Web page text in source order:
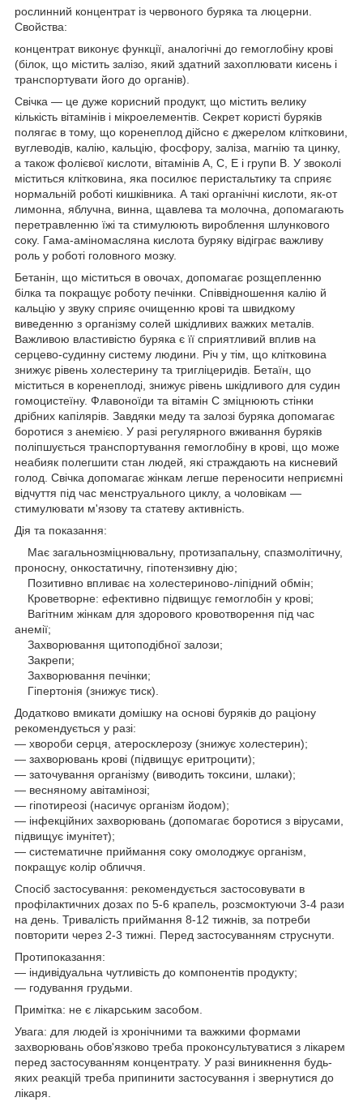
рослинний концентрат із червоного буряка та люцерни.
Свойства:
концентрат виконує функції, аналогічні до гемоглобіну крові
(білок, що містить залізо, який здатний захоплювати кисень і
транспортувати його до органів).
Свічка — це дуже корисний продукт, що містить велику
кількість вітамінів і мікроелементів. Секрет користі буряків
полягає в тому, що коренеплод дійсно є джерелом клітковини,
вуглеводів, калію, кальцію, фосфору, заліза, магнію та цинку,
а також фолієвої кислоти, вітамінів A, C, E і групи B. У звоколі
міститься клітковина, яка посилює перистальтику та сприяє
нормальній роботі кишківника. А такі органічні кислоти, як-от
лимонна, яблучна, винна, щавлева та молочна, допомагають
перетравленню їжі та стимулюють вироблення шлункового
соку. Гама-аміномасляна кислота буряку відіграє важливу
роль у роботі головного мозку.
Бетанін, що міститься в овочах, допомагає розщепленню
білка та покращує роботу печінки. Співвідношення калію й
кальцію у звуку сприяє очищенню крові та швидкому
виведенню з організму солей шкідливих важких металів.
Важливою властивістю буряка є її сприятливий вплив на
серцево-судинну систему людини. Річ у тім, що клітковина
знижує рівень холестерину та тригліцеридів. Бетаїн, що
міститься в коренеплоді, знижує рівень шкідливого для судин
гомоцистеїну. Флавоноїди та вітамін C зміцнюють стінки
дрібних капілярів. Завдяки меду та залозі буряка допомагає
боротися з анемією. У разі регулярного вживання буряків
поліпшується транспортування гемоглобіну в крові, що може
неабияк полегшити стан людей, які страждають на кисневий
голод. Свічка допомагає жінкам легше переносити неприємні
відчуття під час менструального циклу, а чоловікам —
стимулювати м'язову та статеву активність.
Дія та показання:
Має загальнозміцнювальну, протизапальну, спазмолітичну,
проносну, онкостатичну, гіпотензивну дію;
Позитивно впливає на холестериново-ліпідний обмін;
Кроветворне: ефективно підвищує гемоглобін у крові;
Вагітним жінкам для здорового кровотворення під час
анемії;
Захворювання щитоподібної залози;
Закрепи;
Захворювання печінки;
Гіпертонія (знижує тиск).
Додатково вмикати домішку на основі буряків до раціону
рекомендується у разі:
— хвороби серця, атеросклерозу (знижує холестерин);
— захворювань крові (підвищує еритроцити);
— заточування організму (виводить токсини, шлаки);
— весняному авітамінозі;
— гіпотиреозі (насичує організм йодом);
— інфекційних захворювань (допомагає боротися з вірусами,
підвищує імунітет);
— систематичне приймання соку омолоджує організм,
покращує колір обличчя.
Спосіб застосування: рекомендується застосовувати в
профілактичних дозах по 5-6 крапель, розсмоктуючи 3-4 рази
на день. Тривалість приймання 8-12 тижнів, за потреби
повторити через 2-3 тижні. Перед застосуванням струснути.
Протипоказання:
— індивідуальна чутливість до компонентів продукту;
— годування грудьми.
Примітка: не є лікарським засобом.
Увага: для людей із хронічними та важкими формами
захворювань обов'язково треба проконсультуватися з лікарем
перед застосуванням концентрату. У разі виникнення будь-
яких реакцій треба припинити застосування і звернутися до
лікаря.